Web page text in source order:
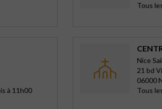
Tous
à 11h00
Nice
21 bd
06000
Tous